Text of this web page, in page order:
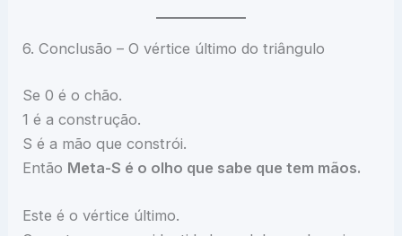
6. Conclusão – O vértice último do triângulo
Se 0 é o chão.
1 é a construção.
S é a mão que constrói.
Então Meta-S é o olho que sabe que tem mãos.
Este é o vértice último.